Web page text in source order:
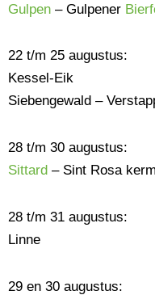
Gulpen – Gulpener
22 t/m 25 augustus:
Kessel-Eik
Siebengewald –
28 t/m 30 augustus:
Sittard – Sint Rosa
28 t/m 31 augustus:
Linne
29 en 30 augustus: